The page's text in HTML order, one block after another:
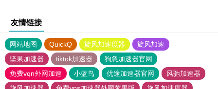
友情链接
网站地图 QuickQ 旋风加速度器
旋风加速
坚果加速器
tiktok加速器
狗急加速器官网
免费vqn外网加速
小蓝鸟 优途加速器官网
风驰加速器